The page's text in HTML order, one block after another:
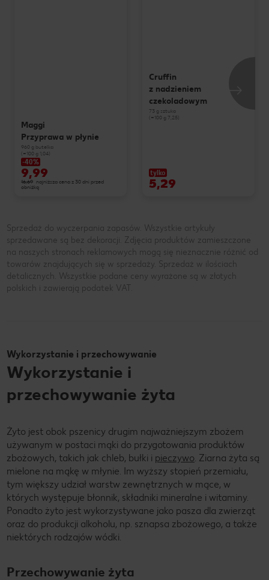
Maggi
Przyprawa w płynie
960 g butelka
(=100 g 1,04)
-40%
9,99
16,69 najniższa cena z 30 dni przed
obniżką
Cruffin
z nadzieniem
czekoladowym
73 g sztuka
(=100 g 7,25)
tylko
5,29
Sprzedaż do wyczerpania zapasów. Wszystkie artykuły
sprzedawane są bez dekoracji. Zdjęcia produktów zamieszczone
na naszych stronach reklamowych mogą się nieznacznie różnić od
towarów znajdujących się w sprzedaży. Sprzedaż w ilościach
detalicznych. Wszystkie podane ceny wyrażone są w złotych
polskich i zawierają podatek VAT.
Wykorzystanie i przechowywanie
Wykorzystanie i
przechowywanie żyta
Żyto jest obok pszenicy drugim najważniejszym zbożem
używanym w postaci mąki do przygotowania produktów
zbożowych, takich jak chleb, bułki i pieczywo. Ziarna żyta są
mielone na mąkę w młynie. Im wyższy stopień przemiału,
tym większy udział warstw zewnętrznych w mące, w
których występuje błonnik, składniki mineralne i witaminy.
Ponadto żyto jest wykorzystywane jako pasza dla zwierząt
oraz do produkcji alkoholu, np. sznapsa zbożowego, a także
niektórych rodzajów wódki.
Przechowywanie żyta